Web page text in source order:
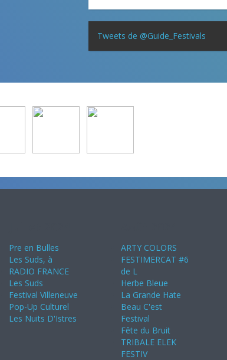
Tweets de @Guide_Festivals
Pre en Bulles
Les Suds, à
RADIO FRANCE
Les Suds
Festival Villeneuve
Pop-Up Culturel
Les Nuits D'Istres
ARTY COLORS
FESTIMERCAT #6
de L
Herbe Bleue
La Grande Hate
Beau C'est
Festival
Fête du Bruit
TRIBALE ELEK
FESTIV